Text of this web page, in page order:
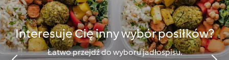
Interesuje Cię inny wybór posiłków?
Łatwo przejdź do wyboru jadłospisu.